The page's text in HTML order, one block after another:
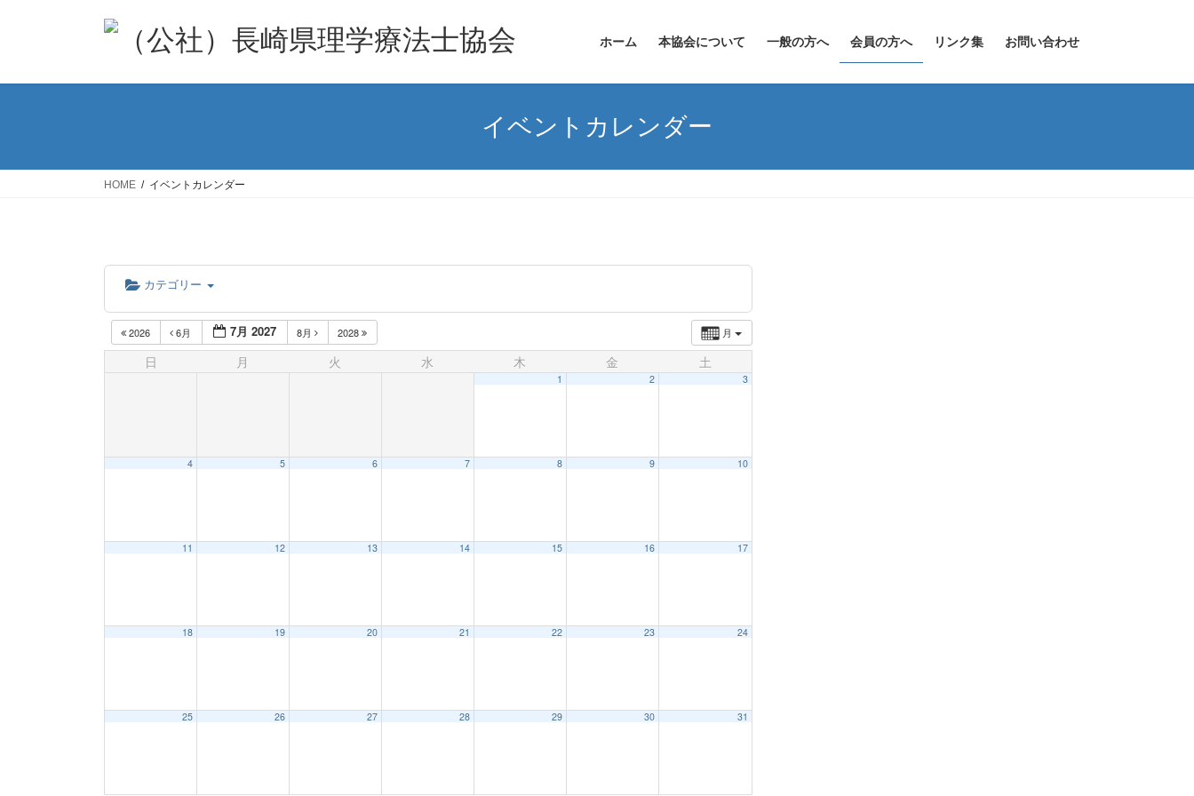
ホーム 本協会について 一般の方へ 会員の方へ リンク集 お問い合わせ
イベントカレンダー
HOME イベントカレンダー
カテゴリー
月
2026 6月 7月 2027 8月 2028
日 月 火 水 木 金 土
1 2 3
4 5 6 7 8 9 10
11 12 13 14 15 16 17
18 19 20 21 22 23 24
25 26 27 28 29 30 31